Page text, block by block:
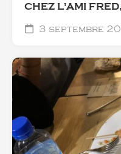
CHEZ L'AMI
3 septembre